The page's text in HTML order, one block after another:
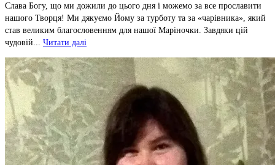
Слава Богу, що ми дожили до цього дня і можемо за все прославити
нашого Творця! Ми дякуємо Йому за турботу та за «чарівника», який
став великим благословенням для нашої Маріночки. Завдяки цій
чудовій... Читати далі